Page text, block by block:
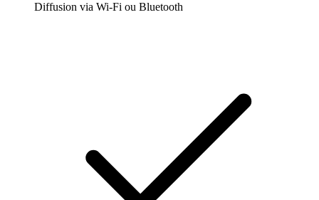
Diffusion via Wi-Fi ou Bluetooth